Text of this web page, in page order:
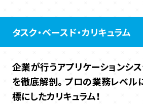
タスク・ベースド・カリキュラム
企業が行うアプリケーションシ
を徹底解剖。プロの業務レベル
標にしたカリキュラム！